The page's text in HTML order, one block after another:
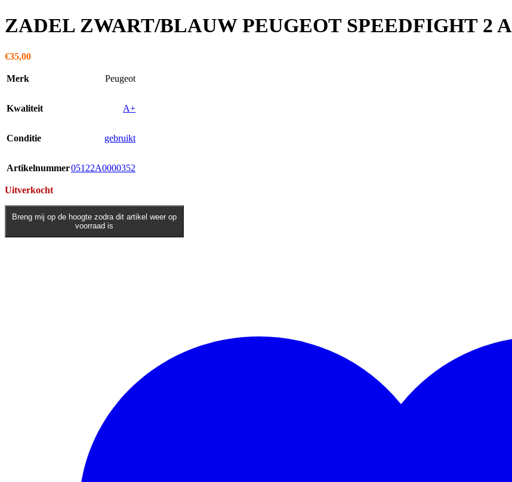
ZADEL ZWART/BLAUW PEUGEOT SPEEDFIGHT 2 A
€35,00
Merk Peugeot
Kwaliteit A+
Conditie gebruikt
Artikelnummer05122A0000352
Uitverkocht
Breng mij op de hoogte zodra dit artikel weer op
voorraad is